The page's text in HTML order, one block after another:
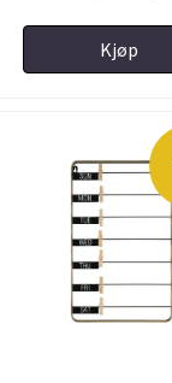
Kjøp